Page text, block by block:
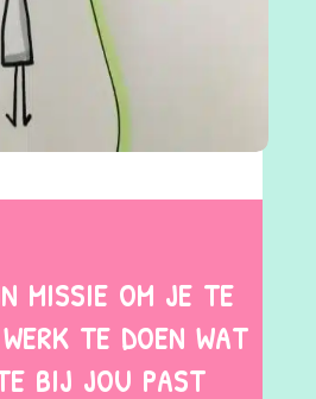
missie om je te
te doen wat
bij jou past